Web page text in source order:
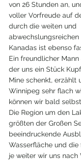
von 26 Stunden an,
voller Vorfreude auf
durch die weiten und
Kanadas ist ebenso
Ein freundlicher Mann
der uns ein Stück
Mine schenkt, erzählt
Winnipeg sehr flach
können wir bald
Die Region um den
größten der Großen
beeindruckende
Wasserfläche und
je weiter wir uns nach